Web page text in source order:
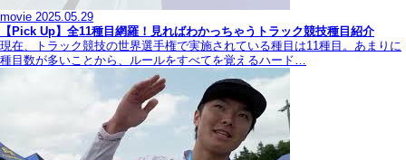
movie 2025.05.29
【Pick Up】全11種目網羅！見ればわかっちゃうトラック競技種目紹介
現在、トラック競技の世界選手権で実施されている種目は11種目。あまりに
種目数が多いことから、ルールをすべてを覚えるハード…